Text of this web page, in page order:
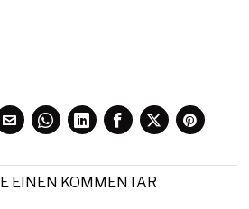
EINEN KOMMENTAR